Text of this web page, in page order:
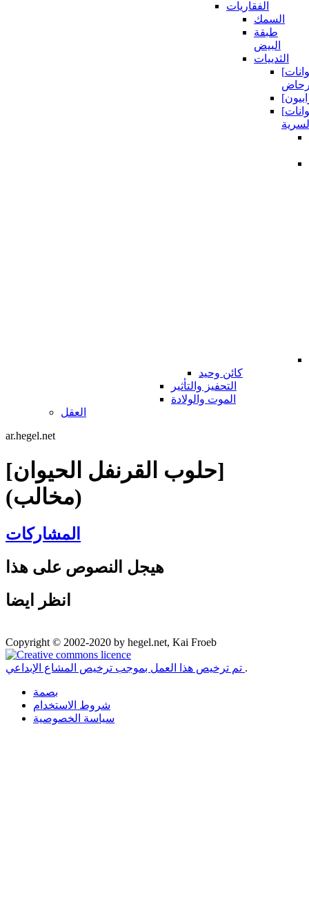
الفقاريات
السمك
طبقة
البيض
الثدييات
[حيوانات
[الحيوانات
كائن وحيد
التحفيز والتأثير
الموت والولادة
العقل
ar.hegel.net
[حلوب القرنفل الحيوان]
(مخالب)
المشاركات
هيجل النصوص على هذا
انظر ايضا
Copyright © 2002-2020 by hegel.net, Kai Froeb
.
بصمة
شروط الاستخدام
سياسة الخصوصية